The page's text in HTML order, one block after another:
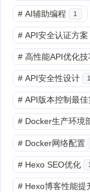
# AI辅助编程 1
# API安全认证方案
# 高性能API优化技
# API安全性设计 1
# API版本控制最
# Docker生产环境
# Docker网络配置
# Hexo SEO优化 1
# Hexo博客性能提